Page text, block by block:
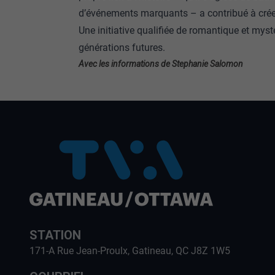
d’événements marquants – a contribué à
Une initiative qualifiée de romantique et
générations futures.
Avec les informations de Stephanie Salomon
STATION
171-A Rue Jean-Proulx, Gatineau, QC J8Z 1W5